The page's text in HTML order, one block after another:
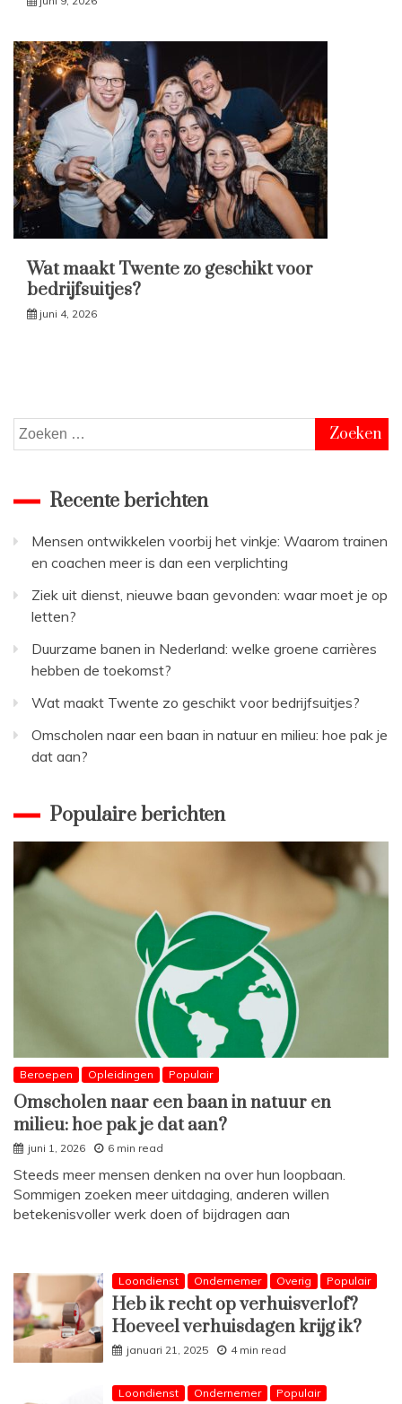
Wat maakt Twente zo geschikt voor
bedrijfsuitjes?
juni 4, 2026
Zoeken
naar:
Recente berichten
Mensen ontwikkelen voorbij het vinkje: Waarom trainen
en coachen meer is dan een verplichting
Ziek uit dienst, nieuwe baan gevonden: waar moet je op
letten?
Duurzame banen in Nederland: welke groene carrières
hebben de toekomst?
Wat maakt Twente zo geschikt voor bedrijfsuitjes?
Omscholen naar een baan in natuur en milieu: hoe pak je
dat aan?
Populaire berichten
Beroepen Opleidingen Populair
Omscholen naar een baan in natuur en
milieu: hoe pak je dat aan?
juni 1, 2026 6 min read
Steeds meer mensen denken na over hun loopbaan.
Sommigen zoeken meer uitdaging, anderen willen
betekenisvoller werk doen of bijdragen aan
Loondienst Ondernemer Overig Populair
Heb ik recht op verhuisverlof?
Hoeveel verhuisdagen krijg ik?
januari 21, 2025 4 min read
Loondienst Ondernemer Populair